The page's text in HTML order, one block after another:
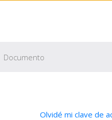
Olvidé mi clave de